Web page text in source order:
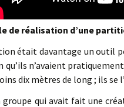
de réalisation d’une
était davantage un outil
qu’ils n’avaient
dix mètres de long ; ils se
groupe qui avait fait une